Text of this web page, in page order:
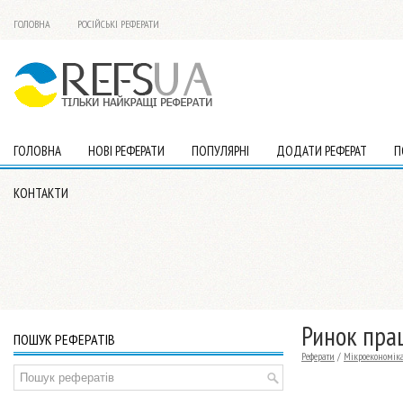
ГОЛОВНА РОСІЙСЬКІ РЕФЕРАТИ
ГОЛОВНА НОВІ РЕФЕРАТИ ПОПУЛЯРНІ ДОДАТИ РЕФЕРАТ
КОНТАКТИ
Ринок
Реферати /
ПОШУК РЕФЕРАТІВ